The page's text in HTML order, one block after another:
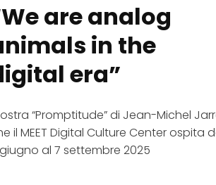
are analog
in the
era”
“Promptitude” di Jean-Michel
il MEET Digital Culture Center ospita
al 7 settembre 2025